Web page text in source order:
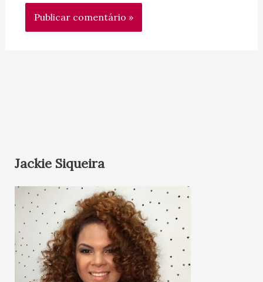
Jackie Siqueira